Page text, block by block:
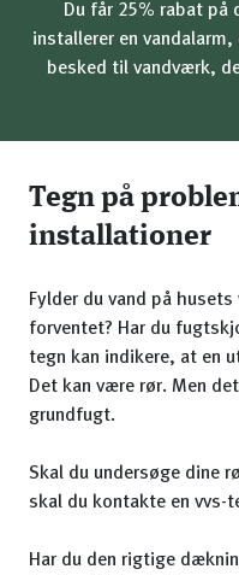
Du får 25% rabat
installerer en
besked til vandværk,
Tegn på
installationer
Fylder du vand på
forventet? Har du
tegn kan indikere, at en
Det kan være rør. Men
grundfugt.
Skal du undersøge dine
skal du kontakte en vvs-
Har du den rigtige